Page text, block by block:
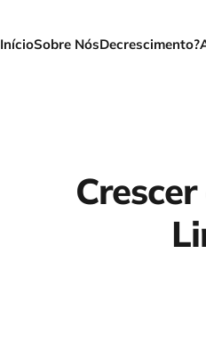
InícioSobre NósDecrescimento?